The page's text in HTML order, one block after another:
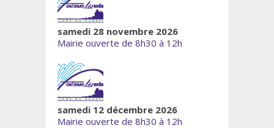
samedi 28 novembre 2026
Mairie ouverte de 8h30 à 12h
samedi 12 décembre 2026
Mairie ouverte de 8h30 à 12h